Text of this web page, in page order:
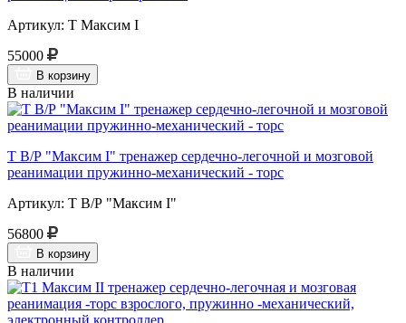
Артикул: Т Максим I
55000
В корзину
В наличии
Т В/Р "Максим I" тренажер сердечно-легочной и мозговой
реанимации пружинно-механический - торс
Артикул: Т В/Р "Максим I"
56800
В корзину
В наличии